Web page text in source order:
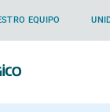
EQUIPO